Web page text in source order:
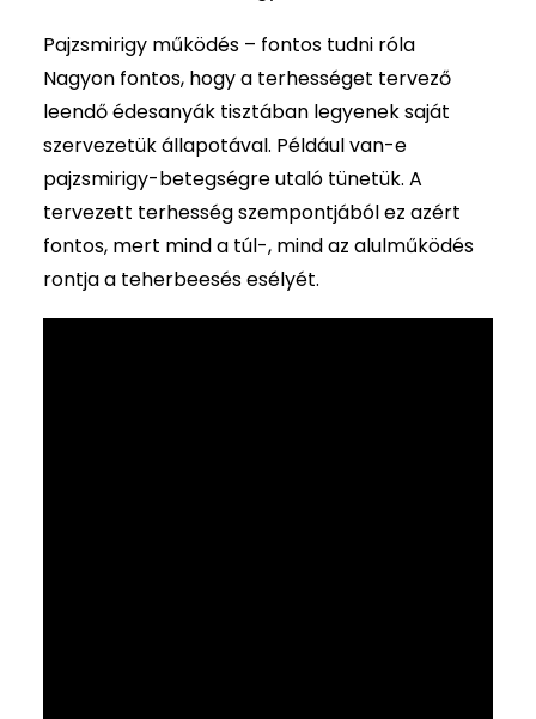
Pajzsmirigy működés – fontos tudni róla
Nagyon fontos, hogy a terhességet tervező
leendő édesanyák tisztában legyenek saját
szervezetük állapotával. Például van-e
pajzsmirigy-betegségre utaló tünetük. A
tervezett terhesség szempontjából ez azért
fontos, mert mind a túl-, mind az alulműködés
rontja a teherbeesés esélyét.